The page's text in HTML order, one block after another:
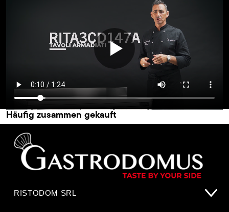
Häufig zusammen gekauft
RISTODOM SRL